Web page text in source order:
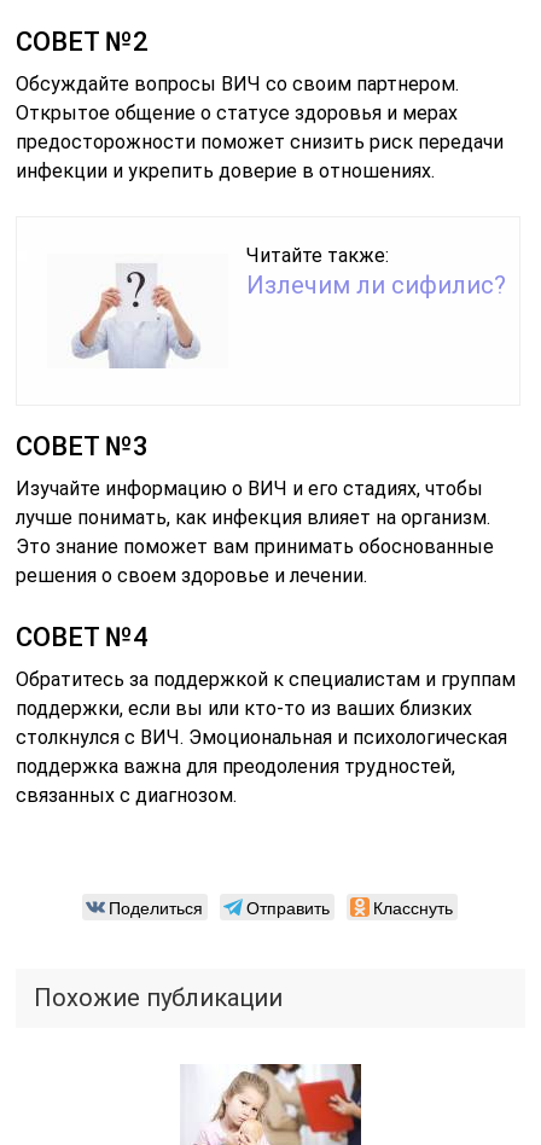
СОВЕТ №2
Обсуждайте вопросы ВИЧ со своим партнером.
Открытое общение о статусе здоровья и мерах
предосторожности поможет снизить риск передачи
инфекции и укрепить доверие в отношениях.
Читайте также:
Излечим ли сифилис?
СОВЕТ №3
Изучайте информацию о ВИЧ и его стадиях, чтобы
лучше понимать, как инфекция влияет на организм.
Это знание поможет вам принимать обоснованные
решения о своем здоровье и лечении.
СОВЕТ №4
Обратитесь за поддержкой к специалистам и группам
поддержки, если вы или кто-то из ваших близких
столкнулся с ВИЧ. Эмоциональная и психологическая
поддержка важна для преодоления трудностей,
связанных с диагнозом.
Поделиться Отправить Класснуть
Похожие публикации